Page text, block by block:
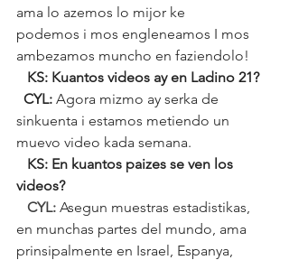
ama lo azemos lo mijor ke
podemos i mos engleneamos I mos
ambezamos muncho en faziendolo!
   KS: Kuantos videos ay en Ladino 21?
  CYL:
Agora mizmo ay serka de
sinkuenta i estamos metiendo un
muevo video kada semana.
videos?
   CYL:
Asegun muestras estadistikas,
en munchas partes del mundo, ama
prinsipalmente en Israel, Espanya,